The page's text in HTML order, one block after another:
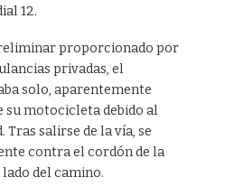
12.
proporcionado por
privadas, el
solo, aparentemente
motocicleta debido al
Tras salirse de la vía, se
contra el cordón de la
lado del camino.